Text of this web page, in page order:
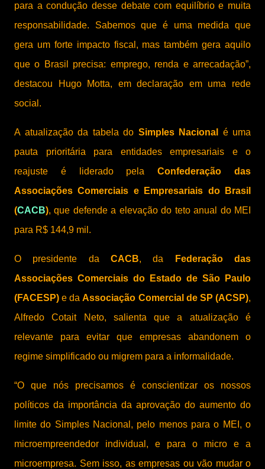
para a condução desse debate com equilíbrio e muita
responsabilidade. Sabemos que é uma medida que
gera um forte impacto fiscal, mas também gera aquilo
que o Brasil precisa: emprego, renda e arrecadação”,
destacou Hugo Motta, em declaração em uma rede
social.
A atualização da tabela do Simples Nacional
é uma
pauta prioritária para entidades empresariais e o
reajuste é liderado pelaConfederação das
Associações Comerciais e Empresariais do Brasil
(CACB), que defende a elevação do teto anual do MEI
para R$ 144,9 mil.
O presidente da CACB, da
Federação das
Associações Comerciais do Estado de São Paulo
(FACESP) e daAssociação Comercial de SP (ACSP),
Alfredo Cotait Neto, salienta que a atualização é
relevante para evitar que empresas abandonem o
regime simplificado ou migrem para a informalidade.
“O que nós precisamos é conscientizar os nossos
políticos da importância da aprovação do aumento do
limite do Simples Nacional, pelo menos para o MEI, o
microempreendedor individual, e para o micro e a
microempresa. Sem isso, as empresas ou vão mudar o